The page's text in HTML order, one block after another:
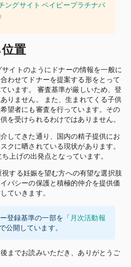
ングサイト ベイビープラチナパ
」
置
イトのようにドナーの情報を一般に
わせてドナーを提案する形をとって
います。 審査基準が厳しいため、登
りません。 また、生まれてくる子供
望者にも審査を行っています。その
を受けられるわけではありません。
してきた通り、国内の精子提供にお
クに晒されている現状があります。
ち上げの出発点となっています。
する妊娠を望む方への有望な選択肢
バシーの保護と積極的仲介を提供価
ていきます。
登録基準の一部を「 月次活動報
公開しています。
までお読みいただき、ありがとうご